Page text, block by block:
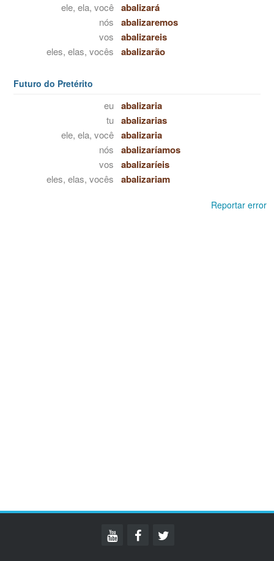
ele, ela, você abalizará
nós abalizaremos
vos abalizareis
eles, elas, vocês abalizarão
Futuro do Pretérito
eu abalizaria
tu abalizarias
ele, ela, você abalizaria
nós abalizaríamos
vos abalizaríeis
eles, elas, vocês abalizariam
Reportar error